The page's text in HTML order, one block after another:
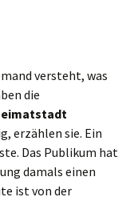
versteht, was
die
erzählen sie. Ein
Das Publikum hat
damals einen
ist von der